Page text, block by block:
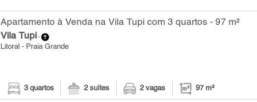
Apartamento à Venda na Vila Tupi com 3 quartos - 97 m²
Vila Tupi-
Litoral - Praia Grande
3 quartos 2 suítes 2 vagas 97 m²